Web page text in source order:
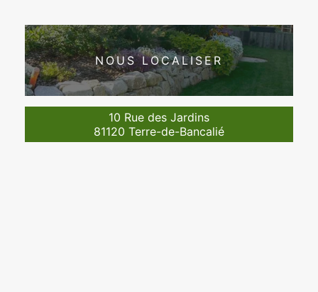
NOUS LOCALISER
10 Rue des Jardins
81120 Terre-de-Bancalié